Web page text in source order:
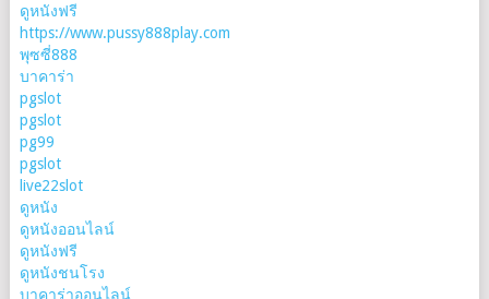
ดูหนังฟรี
https://www.pussy888play.com
พุซซี่888
บาคาร่า
pgslot
pgslot
pg99
pgslot
live22slot
ดูหนัง
ดูหนังออนไลน์
ดูหนังฟรี
ดูหนังชนโรง
บาคาร่าออนไลน์